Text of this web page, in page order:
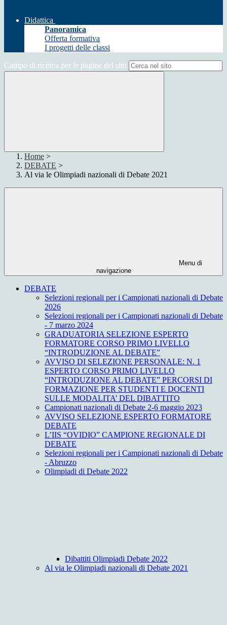
Didattica
Panoramica
Offerta formativa
I progetti delle classi
Campo di ricerca per le pagine del sito
Home >
DEBATE >
Al via le Olimpiadi nazionali di Debate 2021
Menu di
navigazione
DEBATE
Selezioni regionali per i Campionati nazionali di Debate
2026
Selezioni regionali per i Campionati nazionali di Debate
- 7 marzo 2024
GRADUATORIA SELEZIONE ESPERTO
FORMATORE CORSO PRIMO LIVELLO
“INTRODUZIONE AL DEBATE”
AVVISO DI SELEZIONE PERSONALE: N. 1
ESPERTO CORSO PRIMO LIVELLO
“INTRODUZIONE AL DEBATE” PERCORSI DI
FORMAZIONE PER STUDENTI E DOCENTI
SULLE MODALITA’ DEL DIBATTITO
Campionati nazionali di Debate 2-6 maggio 2023
AVVISO SELEZIONE ESPERTO FORMATORE
DEBATE
L’IIS “OVIDIO” CAMPIONE REGIONALE DI
DEBATE
Selezioni regionali per i Campionati nazionali di Debate
- Abruzzo
Olimpiadi di Debate 2022
Dibattiti Olimpiadi Debate 2022
Al via le Olimpiadi nazionali di Debate 2021